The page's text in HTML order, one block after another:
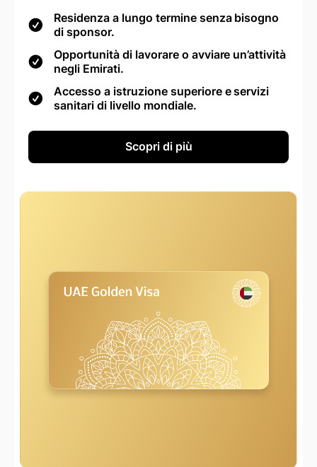
Residenza a lungo termine senza bisogno
di sponsor.
Opportunità di lavorare o avviare un’attività
negli Emirati.
Accesso a istruzione superiore e servizi
sanitari di livello mondiale.
Scopri di più